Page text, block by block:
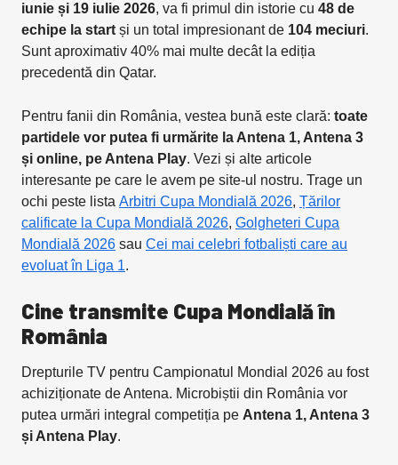
iunie și 19 iulie 2026, va fi primul din istorie cu 48 de
echipe la start și un total impresionant de 104 meciuri.
Sunt aproximativ 40% mai multe decât la ediția
precedentă din Qatar.
Pentru fanii din România, vestea bună este clară: toate
partidele vor putea fi urmărite la Antena 1, Antena 3
și online, pe Antena Play. Vezi și alte articole
interesante pe care le avem pe site-ul nostru. Trage un
ochi peste lista Arbitri Cupa Mondială 2026, Țărilor
calificate la Cupa Mondială 2026, Golgheteri Cupa
Mondială 2026 sau Cei mai celebri fotbaliști care au
evoluat în Liga 1.
Cine transmite Cupa Mondială în
România
Drepturile TV pentru Campionatul Mondial 2026 au fost
achiziționate de Antena. Microbiștii din România vor
putea urmări integral competiția pe Antena 1, Antena 3
și Antena Play.